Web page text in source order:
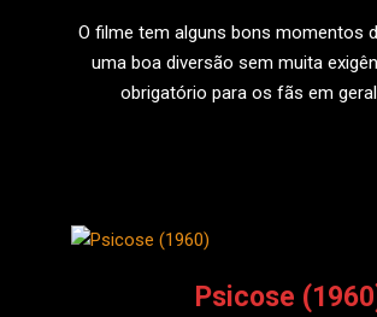
O filme tem alguns bons momentos
uma boa diversão sem muita
obrigatório para os fãs em
Psicose